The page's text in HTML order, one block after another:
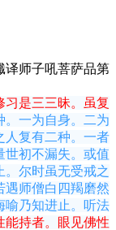
译师子吼菩萨品第
习是三三昧。虽复
。一为自身。二为
人复有二种。一者
世初不漏失。或值
。尔时虽无受戒之
遇师僧白四羯磨然
喻乃知进止。听法
能持者。眼见佛性